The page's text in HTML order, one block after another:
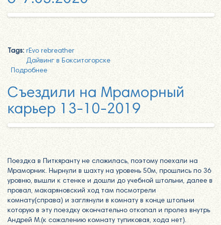
Tags: rEvo rebreather
Дайвинг в Бокситогорске
Подробнее
Съездили на Мраморный
карьер 13-10-2019
Поездка в Питкяранту не сложилась, поэтому поехали на
Мраморник. Нырнули в шахту на уровень 50м, прошлись по 36
уровню, вышли к стенке и дошли до учебной штольни, далее в
провал, макаряновский ход там посмотрели
комнату(справа) и заглянули в комнату в конце штольни
которую в эту поездку окончательно откопал и пролез внутрь
Андрей М.(к сожалению комнату тупиковая, хода нет).